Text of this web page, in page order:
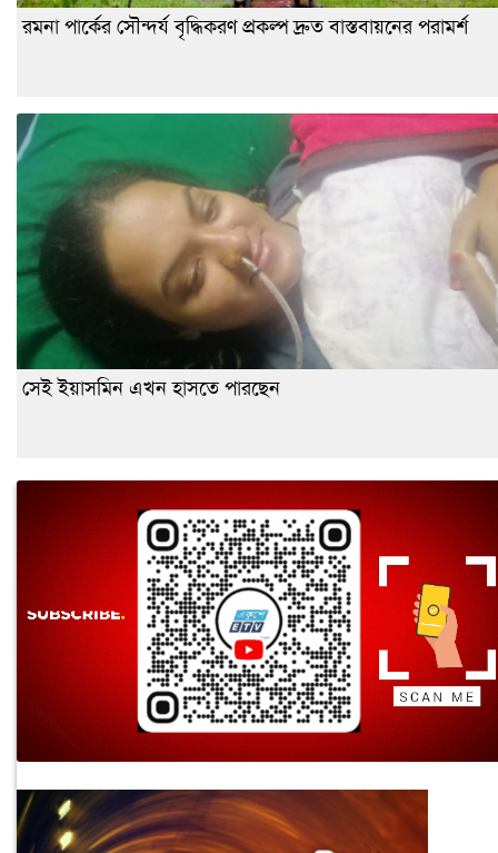
রমনা পার্কের সৌন্দর্য বৃদ্ধিকরণ প্রকল্প দ্রুত বাস্তবায়নের পরামর্শ
সেই ইয়াসমিন এখন হাসতে পারছেন